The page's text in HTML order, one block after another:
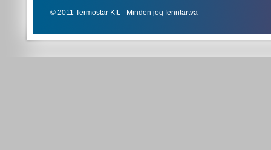
© 2011 Termostar Kft. - Minden jog fenntartva